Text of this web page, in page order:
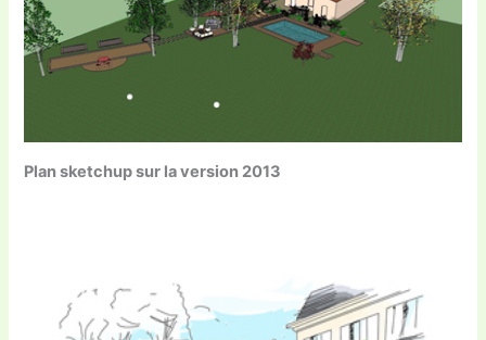
Plan sketchup sur la version 2013